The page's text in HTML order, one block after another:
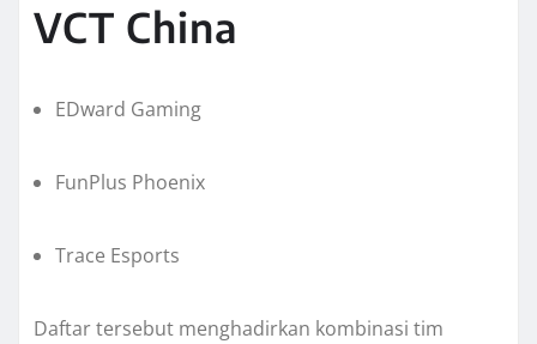
VCT China
EDward Gaming
FunPlus Phoenix
Trace Esports
Daftar tersebut menghadirkan kombinasi tim